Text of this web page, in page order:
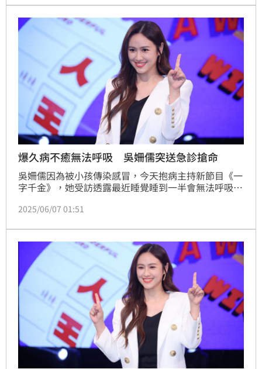
年都獲得金鐘獎入圍，前主持人曾國城更在2021年、
2023年兩度拿下金鐘「益智及實境節目主持人獎」肯
定，如今卻傳出節目將在吳姍儒接手後下句點，相信忠
爆久病不癒無法呼吸 吳姍儒突送急診搶命
吳姍儒因為被小孩傳染感冒，今天抱病主持新節目《一
字千金》，她受訪透露最近睡覺睡到一半會無法呼吸就
癒？結果醫生就幫她安排轉急診開藥，「而且病毒太多
2025/06/07 01:51